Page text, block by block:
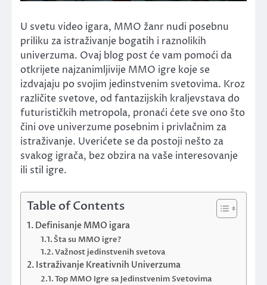
U svetu video igara, MMO žanr nudi posebnu
priliku za istraživanje bogatih i raznolikih
univerzuma. Ovaj blog post će vam pomoći da
otkrijete najzanimljivije MMO igre koje se
izdvajaju po svojim jedinstvenim svetovima. Kroz
različite svetove, od fantazijskih kraljevstava do
futurističkih metropola, pronaći ćete sve ono što
čini ove univerzume posebnim i privlačnim za
istraživanje. Uverićete se da postoji nešto za
svakog igrača, bez obzira na vaše interesovanje
ili stil igre.
Table of Contents
Definisanje MMO igara
Šta su MMO igre?
Važnost jedinstvenih svetova
Istraživanje Kreativnih Univerzuma
Top MMO Igre sa Jedinstvenim Svetovima